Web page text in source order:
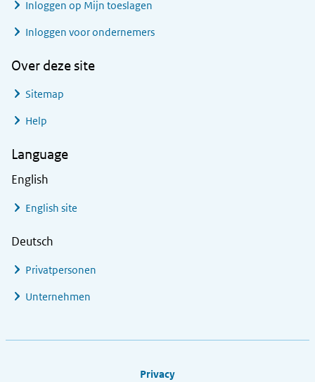
Inloggen op Mijn toeslagen
Inloggen voor ondernemers
Over deze site
Sitemap
Help
Language
English
English site
Deutsch
Privatpersonen
Unternehmen
Privacy